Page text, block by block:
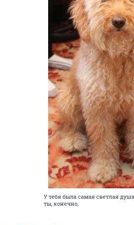
У тебя была самая светлая
ты, конечно,